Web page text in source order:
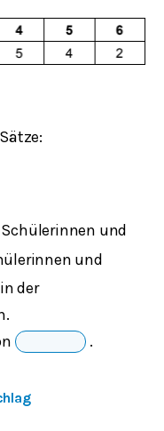
und
und
der
.